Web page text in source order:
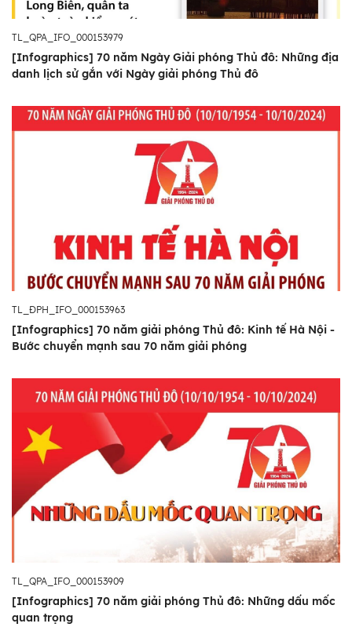
TL_QPA_IFO_000153979
[Infographics] 70 năm Ngày Giải phóng Thủ đô: Những địa
danh lịch sử gắn với Ngày giải phóng Thủ đô
TL_ĐPH_IFO_000153963
[Infographics] 70 năm giải phóng Thủ đô: Kinh tế Hà Nội -
Bước chuyển mạnh sau 70 năm giải phóng
TL_QPA_IFO_000153909
[Infographics] 70 năm giải phóng Thủ đô: Những dấu mốc
quan trọng